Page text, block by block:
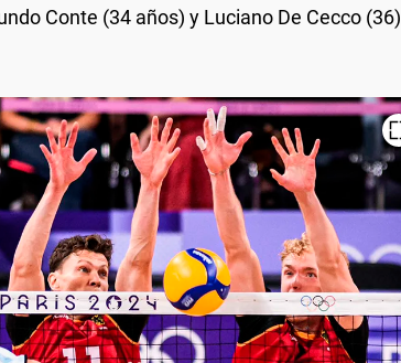
Conte (34 años) y Luciano De Cecco (36)